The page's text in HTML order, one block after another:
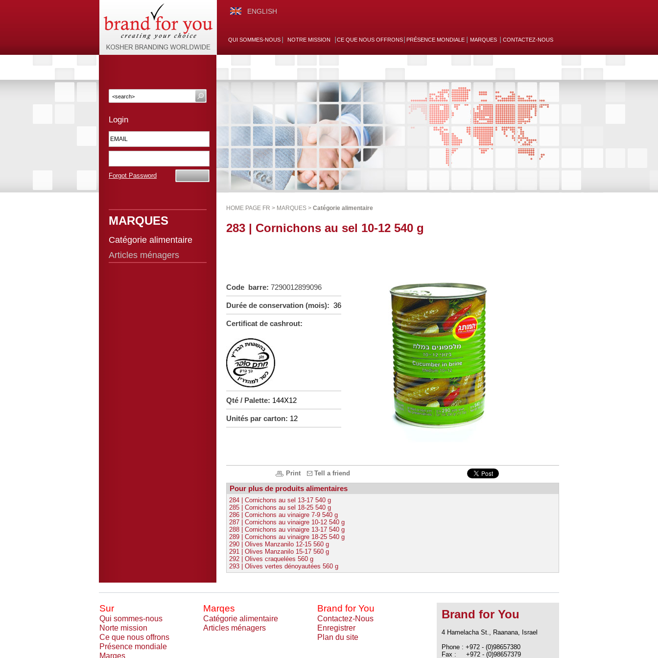
ENGLISH
QUI SOMMES-NOUS NOTRE MISSION CE QUE NOUS OFFRONS PRÉSENCE MONDIALE MARQUES CONTACTEZ-NOUS
Login
Forgot Password
MARQUES
Catégorie alimentaire
Articles ménagers
HOME PAGE FR > MARQUES > Catégorie alimentaire
283 | Cornichons au sel 10-12 540 g
Code barre: 7290012899096
Durée de conservation (mois): 36
Certificat de cashrout:
Qté / Palette: 144X12
Unités par carton: 12
Print Tell a friend
Pour plus de produits alimentaires
284 | Cornichons au sel 13-17 540 g
285 | Cornichons au sel 18-25 540 g
286 | Cornichons au vinaigre 7-9 540 g
287 | Cornichons au vinaigre 10-12 540 g
288 | Cornichons au vinaigre 13-17 540 g
289 | Cornichons au vinaigre 18-25 540 g
290 | Olives Manzanilo 12-15 560 g
291 | Olives Manzanilo 15-17 560 g
292 | Olives craquelées 560 g
293 | Olives vertes dénoyautées 560 g
Sur Marqes Brand for You
Qui sommes-nous Catégorie alimentaire
Contactez-Nous
Norte mission
Articles ménagers
Enregistrer
Ce que nous offrons
Plan du site
Présence mondiale
Marqes
Brand for You
4 Hamelacha St., Raanana, Israel
Phone : +972 - (0)98657380
Fax : +972 - (0)98657379